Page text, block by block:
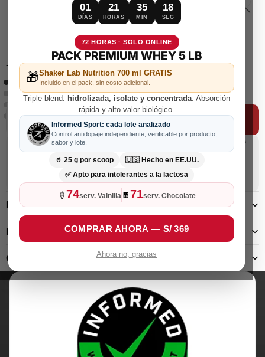
Tamaño
30 Servicios
90 Servicios
CANTIDAD
AUMENTAR
CANTIDAD
AÑADIR AL CARRITO
7 G
SUGAR
HYDRATING
DECRIPCIÓN
MODO DE USO
GLOSARIO
01
DÍAS
21
HORAS
35
MIN
17
SEG
72 HORAS · SOLO ONLINE
PACK PREMIUM WHEY 5 LB
🎁Shaker Lab Nutrition 700 ml GRATIS
Incluido en el pack, sin costo adicional.
Triple blend: hidrolizada, isolate y concentrada. Absorción
rápida y alto valor biológico.
Informed Sport: cada lote analizado
Control antidopaje independiente, verificable por producto,
sabor y lote.
🥤 25 g por scoop 🇺🇸 Hecho en EE.UU.
✅ Apto para intolerantes a la lactosa
🍦74serv. Vainilla 🍫71serv. Chocolate
COMPRAR AHORA — S/ 369
Ahora no, gracias
Dr Lab
Tu asesor experto